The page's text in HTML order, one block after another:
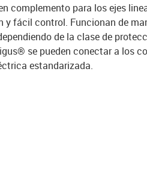
complemento para los ejes
fácil control. Funcionan de
de la clase de
se pueden conectar a los
estandarizada.